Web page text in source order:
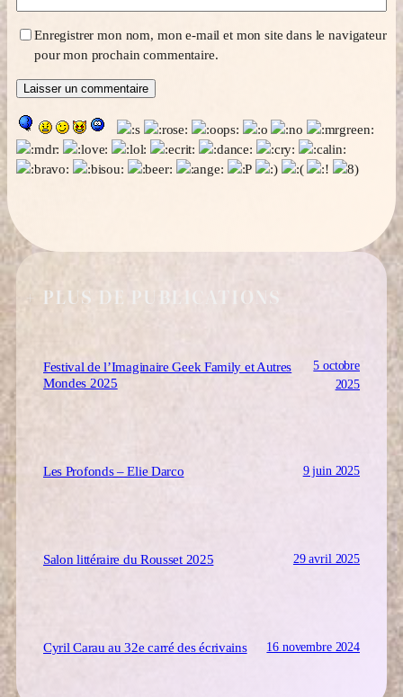
Enregistrer mon nom, mon e-mail et mon site dans le navigateur
pour mon prochain commentaire.
+ PLUS DE PUBLICATIONS
Festival de l’Imaginaire Geek Family et Autres
Mondes 2025
5 octobre
2025
Les Profonds – Elie Darco 9 juin 2025
Salon littéraire du Rousset 2025 29 avril 2025
Cyril Carau au 32e carré des écrivains 16 novembre 2024